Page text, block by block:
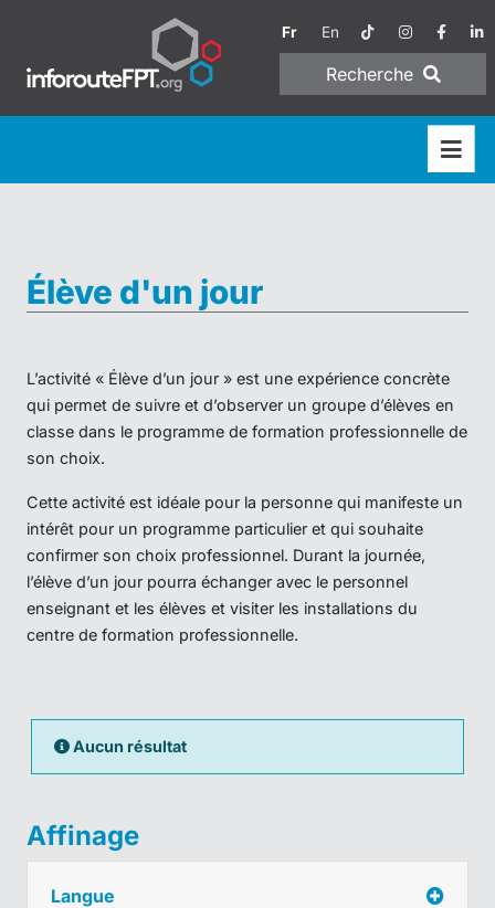
Fr En
Recherche
Élève d'un jour
L’activité « Élève d’un jour » est une expérience concrète
qui permet de suivre et d’observer un groupe d’élèves en
classe dans le programme de formation professionnelle de
son choix.
Cette activité est idéale pour la personne qui manifeste un
intérêt pour un programme particulier et qui souhaite
confirmer son choix professionnel. Durant la journée,
l’élève d’un jour pourra échanger avec le personnel
enseignant et les élèves et visiter les installations du
centre de formation professionnelle.
Aucun résultat
Affinage
Langue